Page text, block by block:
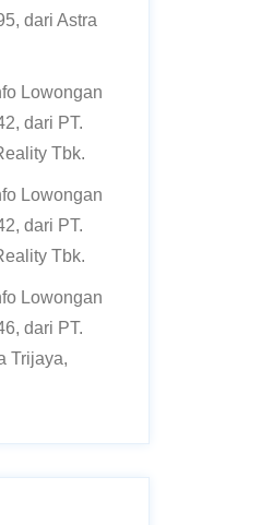
dari Astra
Lowongan
dari PT.
Tbk.
Lowongan
dari PT.
Tbk.
Lowongan
dari PT.
Trijaya,